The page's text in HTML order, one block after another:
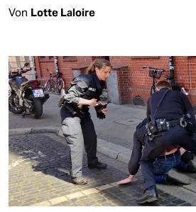
Von Lotte Laloire